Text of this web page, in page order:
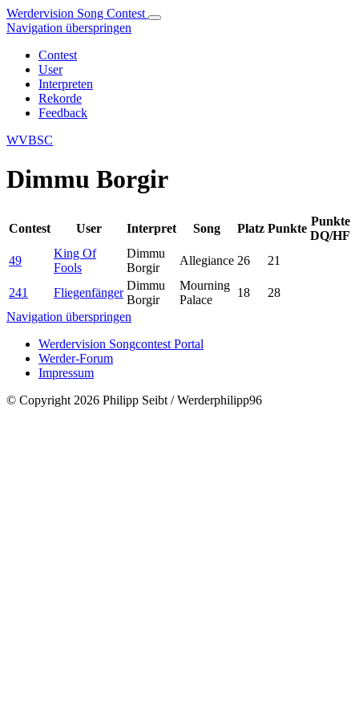
Werdervision Song Contest
Navigation überspringen
Contest
User
Interpreten
Rekorde
Feedback
WVBSC
Dimmu Borgir
Contest User Interpret Song Platz Punkte
Punkte
DQ/HF
49
King Of
Fools
Dimmu
Borgir
Allegiance 26 21
241 Fliegenfänger
Dimmu
Borgir
Mourning
Palace
18
28
Navigation überspringen
Werdervision Songcontest Portal
Werder-Forum
Impressum
© Copyright 2026 Philipp Seibt / Werderphilipp96